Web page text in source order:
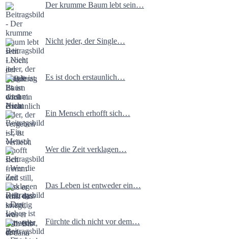
Der krumme Baum lebt sein…
Nicht jeder, der Single…
Es ist doch erstaunlich…
Ein Mensch erhofft sich…
Wer die Zeit verklagen…
Das Leben ist entweder ein…
Fürchte dich nicht vor dem…